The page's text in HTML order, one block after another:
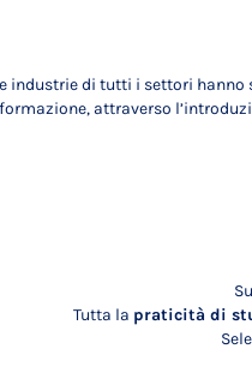
industrie di tutti i settori
attraverso
Tutta la praticità di